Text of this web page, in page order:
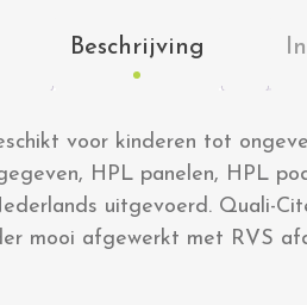
Beschrijving
voor kinderen tot
HPL panelen, HPL
uitgevoerd. Quali-
mooi afgewerkt met RVS